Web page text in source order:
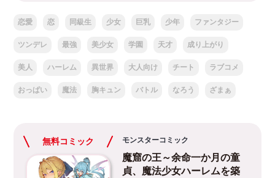
恋愛 恋 同級生 少女 巨乳 少年 ファンタジー
ツンデレ 最強 美少女 学園 天才 成り上がり
美人 ハーレム 異世界 大人向け チート ラブコメ
おっぱい 魔法 胸キュン バトル なろう ざまぁ
無料コミック モンスターコミック
魔窟の王～余命一か月の童
貞、魔法少女ハーレムを築